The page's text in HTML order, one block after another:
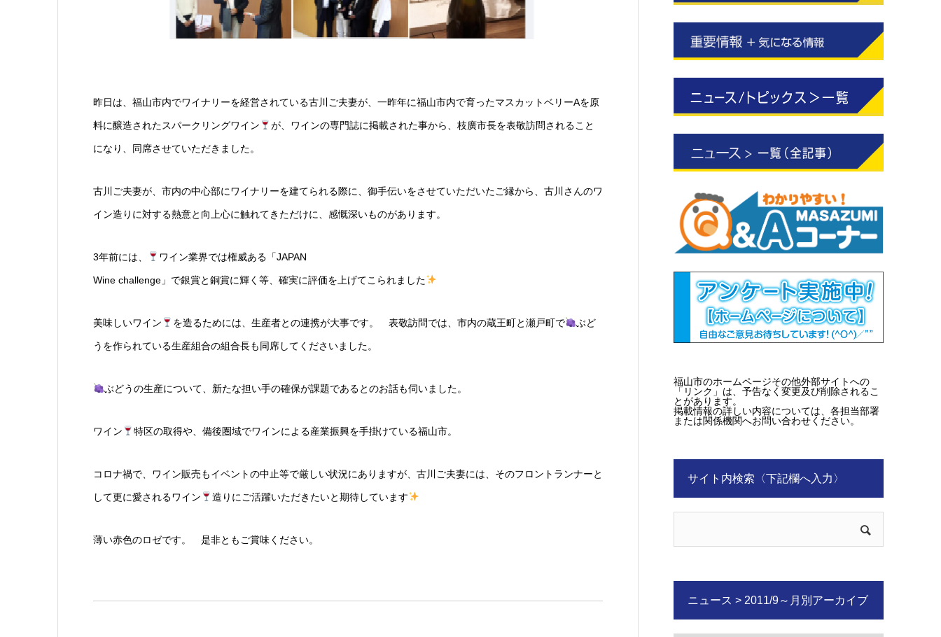
昨日は、福山市内でワイナリーを経営されている古川ご夫妻が、一昨年に福山市内で育ったマスカットベリーAを原
料に醸造されたスパークリングワイン が、ワインの専門誌に掲載された事から、枝廣市長を表敬訪問されること
になり、同席させていただきました。
古川ご夫妻が、市内の中心部にワイナリーを建てられる際に、御手伝いをさせていただいたご縁から、古川さんのワ
イン造りに対する熱意と向上心に触れてきただけに、感慨深いものがあります。
3年前には、 ワイン業界では権威ある「JAPAN
Wine challenge」で銀賞と銅賞に輝く等、確実に評価を上げてこられました
美味しいワイン を造るためには、生産者との連携が大事です。 表敬訪問では、市内の蔵王町と瀬戸町で ぶど
うを作られている生産組合の組合長も同席してくださいました。
ぶどうの生産について、新たな担い手の確保が課題であるとのお話も伺いました。
ワイン 特区の取得や、備後圏域でワインによる産業振興を手掛けている福山市。
コロナ禍で、ワイン販売もイベントの中止等で厳しい状況にありますが、古川ご夫妻には、そのフロントランナーと
して更に愛されるワイン 造りにご活躍いただきたいと期待しています
薄い赤色のロゼです。 是非ともご賞味ください。
福山市のホームページその他外部サイトへの
「リンク」は、予告なく変更及び削除されるこ
とがあります。
掲載情報の詳しい内容については、各担当部署
または関係機関へお問い合わせください。
サイト内検索〈下記欄へ入力〉
ニュース > 2011/9～月別アーカイブ